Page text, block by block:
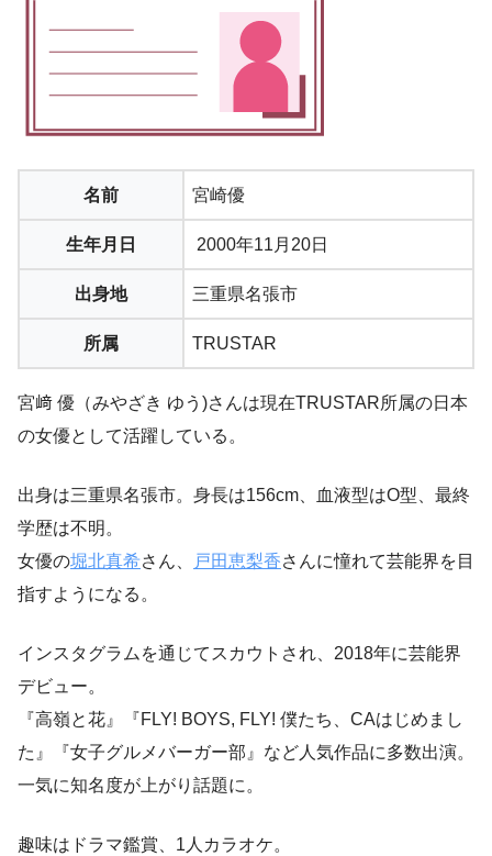
名前 宮崎優
生年月日 2000年11月20日
出身地 三重県名張市
所属 TRUSTAR
宮﨑 優（みやざき ゆう)さんは現在TRUSTAR所属の日本
の女優として活躍している。
出身は三重県名張市。身長は156cm、血液型はO型、最終
学歴は不明。
女優の堀北真希さん、 戸田恵梨香さんに憧れて芸能界を目
指すようになる。
インスタグラムを通じてスカウトされ、2018年に芸能界
デビュー。
『高嶺と花』『FLY! BOYS, FLY! 僕たち、CAはじめまし
た』『女子グルメバーガー部』など人気作品に多数出演。
一気に知名度が上がり話題に。
趣味はドラマ鑑賞、1人カラオケ。